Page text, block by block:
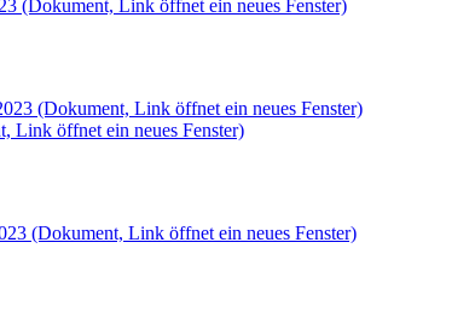
(Dokument, Link öffnet ein neues Fenster)
(Dokument, Link öffnet ein neues Fenster)
Link öffnet ein neues Fenster)
(Dokument, Link öffnet ein neues Fenster)